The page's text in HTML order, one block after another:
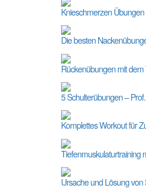
Knieschmerzen
Die besten
Rückenübungen mit
5 Schulterübungen –
Komplettes Workout für
Tiefenmuskulaturtraining
Ursache und Lösung